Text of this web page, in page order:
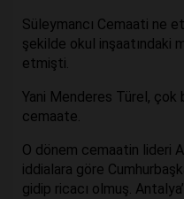
Süleymancı Cemaati ne
şekilde okul inşaatındaki
etmişti.
Yani Menderes Türel, çok
cemaate.
O dönem cemaatin lideri
iddialara göre
gidip ricacı olmuş.